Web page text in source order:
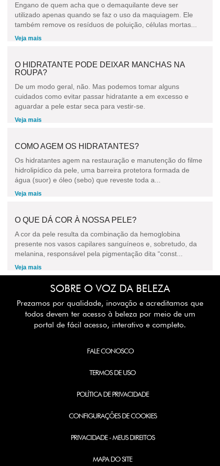
Engano de quem acha que o demaquilante deve ser
utilizado apenas quando se faz o uso da maquiagem. Ele
também remove os resíduos de poluição, células mortas...
Veja mais
O HIDRATANTE PODE DEIXAR MANCHAS NA
ROUPA?
De um modo geral, não. Mas podemos tomar alguns
cuidados como evitar passar hidratante a em excesso e
aguardar a pele estar seca para vestir-se.
Veja mais
COMO AGEM OS HIDRATANTES?
Os hidratantes agem na restauração e manutenção do filme
hidrolipídico da pele, uma barreira protetora formada de
água (suor) e óleo (sebo) que reveste toda a...
Veja mais
O QUE DÁ COR À NOSSA PELE?
A cor da pele resulta da combinação da hemoglobina
presente nos vasos capilares sanguíneos e, sobretudo, da
melanina, responsável pela pigmentação dita “const...
Veja mais
SOBRE O VOZ DA BELEZA
Prezamos por qualidade, inovação e acreditamos que
todos devem ter acesso à beleza por meio de um
portal de fácil acesso, interativo e completo.
FALE CONOSCO
TERMOS DE USO
POLÍTICA DE PRIVACIDADE
CONFIGURAÇÕES DE COOKIES
PRIVACIDADE - MEUS DIREITOS
MAPA DO SITE